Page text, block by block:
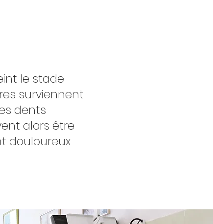
le stade
surviennent
dents
alors être
douloureux